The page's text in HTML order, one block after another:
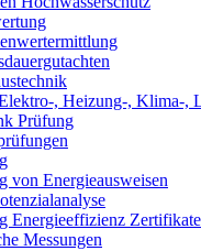
, Heizung-, Klima-,
Prüfung
von Energieausweisen
Energieeffizienz Zertifikate
Messungen